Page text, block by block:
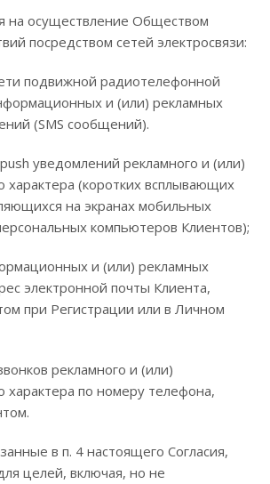
на осуществление Обществом
посредством сетей электросвязи:
подвижной радиотелефонной
и (или) рекламных
(SMS сообщений).
уведомлений рекламного и (или)
(коротких всплывающих
на экранах мобильных
компьютеров Клиентов);
и (или) рекламных
электронной почты Клиента,
при Регистрации или в Личном
рекламного и (или)
по номеру телефона,
в п. 4 настоящего Согласия,
целей, включая, но не